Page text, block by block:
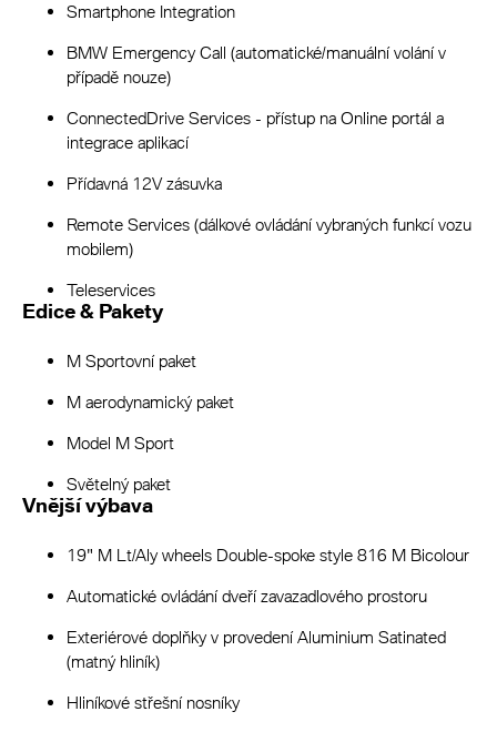
Smartphone Integration
BMW Emergency Call (automatické/manuální volání v
případě nouze)
ConnectedDrive Services - přístup na Online portál a
integrace aplikací
Přídavná 12V zásuvka
Remote Services (dálkové ovládání vybraných funkcí vozu
mobilem)
Teleservices
Edice & Pakety
M Sportovní paket
M aerodynamický paket
Model M Sport
Světelný paket
Vnější výbava
19" M Lt/Aly wheels Double-spoke style 816 M Bicolour
Automatické ovládání dveří zavazadlového prostoru
Exteriérové doplňky v provedení Aluminium Satinated
(matný hliník)
Hliníkové střešní nosníky